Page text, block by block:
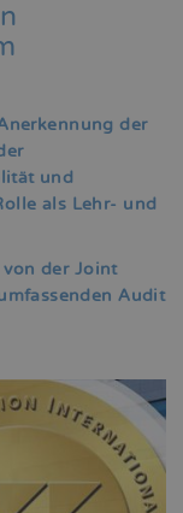
der
und
als Lehr- und
der Joint
Audit